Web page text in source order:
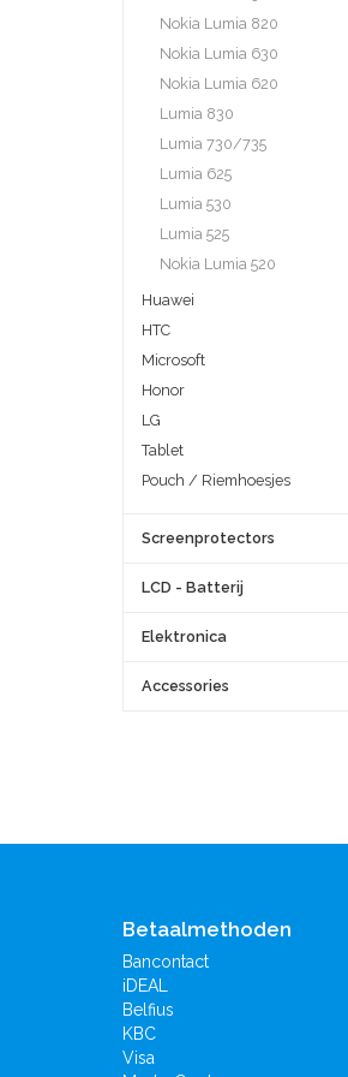
Nokia Lumia 820
Nokia Lumia 630
Nokia Lumia 620
Lumia 830
Lumia 730/735
Lumia 625
Lumia 530
Lumia 525
Nokia Lumia 520
Huawei
HTC
Microsoft
Honor
LG
Tablet
Pouch / Riemhoesjes
Screenprotectors
LCD - Batterij
Elektronica
Accessories
Betaalmethoden
Bancontact
iDEAL
Belfius
KBC
Visa